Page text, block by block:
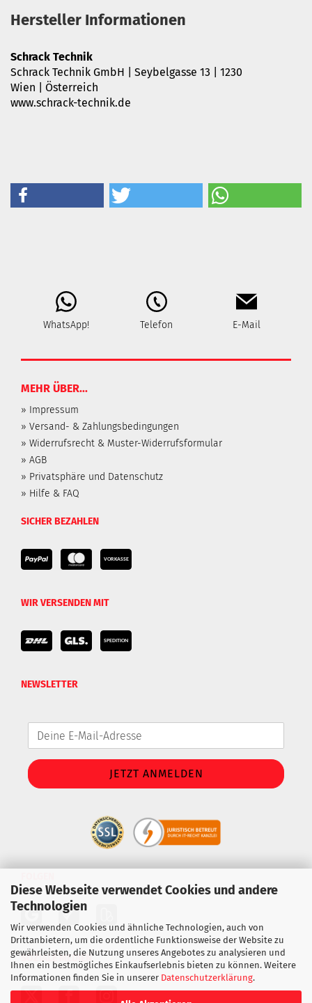
Diese Webseite verwendet Cookies und andere
Technologien
Wir verwenden Cookies und ähnliche Technologien, auch von
Drittanbietern, um die ordentliche Funktionsweise der Website zu
gewährleisten, die Nutzung unseres Angebotes zu analysieren und
Ihnen ein bestmögliches Einkaufserlebnis bieten zu können. Weitere
Informationen finden Sie in unserer Datenschutzerklärung.
Hersteller Informationen
Schrack Technik
Schrack Technik GmbH | Seybelgasse 13 | 1230
Wien | Österreich
www.schrack-technik.de
WhatsApp! Telefon E-Mail
MEHR ÜBER...
» Impressum
» Versand- & Zahlungsbedingungen
» Widerrufsrecht & Muster-Widerrufsformular
» AGB
» Privatsphäre und Datenschutz
» Hilfe & FAQ
SICHER BEZAHLEN
WIR VERSENDEN MIT
NEWSLETTER
SOZIALE MEDIEN